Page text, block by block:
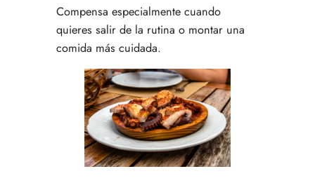
Compensa especialmente cuando
quieres salir de la rutina o montar una
comida más cuidada.